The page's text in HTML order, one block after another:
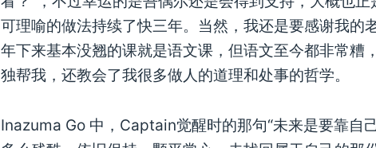
可理喻的做法持续了快三年。当然，我还是要感谢我的
年下来基本没翘的课就是语文课，但语文至今都非常糟
独帮我，还教会了我很多做人的道理和处事的哲学。
Inazuma Go 中，Captain觉醒时的那句“未来是要靠自